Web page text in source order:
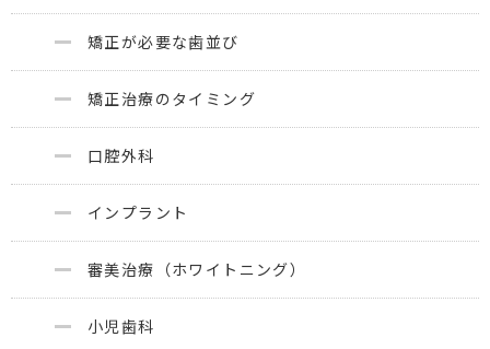
矯正が必要な歯並び
矯正治療のタイミング
口腔外科
インプラント
審美治療（ホワイトニング）
小児歯科